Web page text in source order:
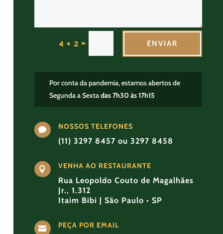
4 + 2 = ENVIAR
Por conta da pandemia, estamos abertos de
Segunda a Sextadas 7h30 às 17h15
 NOSSOS TELEFONES
(11) 3297 8457 ou 3297 8458
 VENHA AO RESTAURANTE
Rua Leopoldo Couto de Magalhães
Jr., 1.312
Itaim Bibi | São Paulo • SP
 PEÇA POR EMAIL